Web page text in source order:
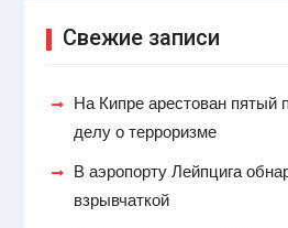
Свежие записи
На Кипре арестован пятый
делу о терроризме
В аэропорту Лейпцига
взрывчаткой